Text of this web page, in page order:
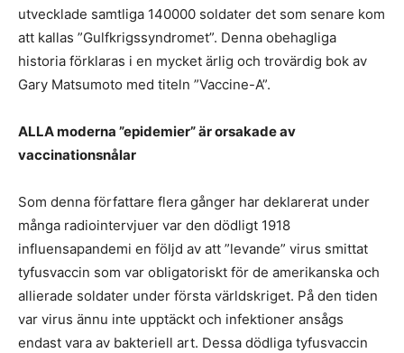
utvecklade samtliga 140000 soldater det som senare kom
att kallas ”Gulfkrigssyndromet”. Denna obehagliga
historia förklaras i en mycket ärlig och trovärdig bok av
Gary Matsumoto med titeln ”Vaccine-A”.
ALLA moderna ”epidemier” är orsakade av
vaccinationsnålar
Som denna författare flera gånger har deklarerat under
många radiointervjuer var den dödligt 1918
influensapandemi en följd av att ”levande” virus smittat
tyfusvaccin som var obligatoriskt för de amerikanska och
allierade soldater under första världskriget. På den tiden
var virus ännu inte upptäckt och infektioner ansågs
endast vara av bakteriell art. Dessa dödliga tyfusvaccin